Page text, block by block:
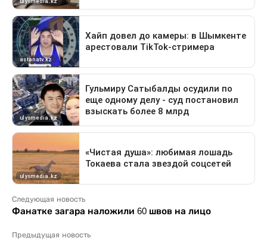
Следующая новость
Фанатке загара наложили 60 швов на лицо
Предыдущая новость